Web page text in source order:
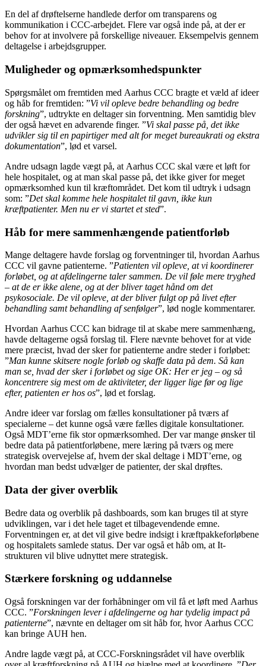
En del af drøftelserne handlede derfor om transparens og
kommunikation i CCC-arbejdet. Flere var også inde på, at der er
behov for at involvere på forskellige niveauer. Eksempelvis gennem
deltagelse i arbejdsgrupper.
Muligheder og opmærksomhedspunkter
Spørgsmålet om fremtiden med Aarhus CCC bragte et væld af ideer
og håb for fremtiden: ”Vi vil opleve bedre behandling og bedre
forskning”, udtrykte en deltager sin forventning. Men samtidig blev
der også hævet en advarende finger. ”Vi skal passe på, det ikke
udvikler sig til en papirtiger med alt for meget bureaukrati og ekstra
dokumentation”, lød et varsel.
Andre udsagn lagde vægt på, at Aarhus CCC skal være et løft for
hele hospitalet, og at man skal passe på, det ikke giver for meget
opmærksomhed kun til kræftområdet. Det kom til udtryk i udsagn
som: ”Det skal komme hele hospitalet til gavn, ikke kun
kræftpatienter. Men nu er vi startet et sted”.
Håb for mere sammenhængende patientforløb
Mange deltagere havde forslag og forventninger til, hvordan Aarhus
CCC vil gavne patienterne. ”Patienten vil opleve, at vi koordinerer
forløbet, og at afdelingerne taler sammen. De vil føle mere tryghed
– at de er ikke alene, og at der bliver taget hånd om det
psykosociale. De vil opleve, at der bliver fulgt op på livet efter
behandling samt behandling af senfølger”, lød nogle kommentarer.
Hvordan Aarhus CCC kan bidrage til at skabe mere sammenhæng,
havde deltagerne også forslag til. Flere nævnte behovet for at vide
mere præcist, hvad der sker for patienterne andre steder i forløbet:
”Man kunne skitsere nogle forløb og skaffe data på dem. Så kan
man se, hvad der sker i forløbet og sige OK: Her er jeg – og så
koncentrere sig mest om de aktiviteter, der ligger lige før og lige
efter, patienten er hos os”, lød et forslag.
Andre ideer var forslag om fælles konsultationer på tværs af
specialerne – det kunne også være fælles digitale konsultationer.
Også MDT’erne fik stor opmærksomhed. Der var mange ønsker til
bedre data på patientforløbene, mere læring på tværs og mere
strategisk overvejelse af, hvem der skal deltage i MDT’erne, og
hvordan man bedst udvælger de patienter, der skal drøftes.
Data der giver overblik
Bedre data og overblik på dashboards, som kan bruges til at styre
udviklingen, var i det hele taget et tilbagevendende emne.
Forventningen er, at det vil give bedre indsigt i kræftpakkeforløbene
og hospitalets samlede status. Der var også et håb om, at It-
strukturen vil blive udnyttet mere strategisk.
Stærkere forskning og uddannelse
Også forskningen var der forhåbninger om vil få et løft med Aarhus
CCC. ”Forskningen lever i afdelingerne og har tydelig impact på
patienterne”, nævnte en deltager om sit håb for, hvor Aarhus CCC
kan bringe AUH hen.
Andre lagde vægt på, at CCC-Forskningsrådet vil have overblik